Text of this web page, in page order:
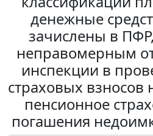
денежные
зачислены в
неправомерным
инспекции в
страховых взносов
пенсионное
погашения